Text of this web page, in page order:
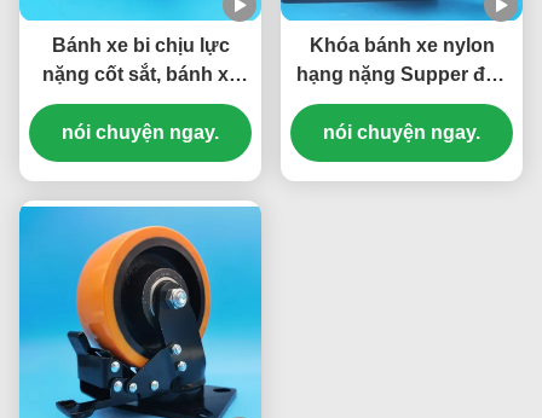
Bánh xe bi chịu lực
nặng cốt sắt, bánh xe
thép, đĩa thép đơn 5
inch, bánh xe xoay có
khóa, bánh xe di
nặng
nói chuyện ngay.
Khóa bánh xe nylon
hạng nặng Supper đặc
biệt hạng nặng Casters
Ball Caster thép phanh
đơn 8 "Castors dây
nói chuyện ngay.